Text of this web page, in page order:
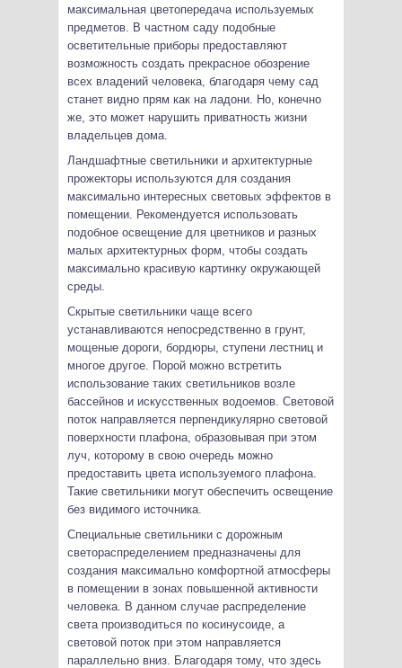
максимальная цветопередача используемых
предметов. В частном саду подобные
осветительные приборы предоставляют
возможность создать прекрасное обозрение
всех владений человека, благодаря чему сад
станет видно прям как на ладони. Но, конечно
же, это может нарушить приватность жизни
владельцев дома.
Ландшафтные светильники и архитектурные
прожекторы используются для создания
максимально интересных световых эффектов в
помещении. Рекомендуется использовать
подобное освещение для цветников и разных
малых архитектурных форм, чтобы создать
максимально красивую картинку окружающей
среды.
Скрытые светильники чаще всего
устанавливаются непосредственно в грунт,
мощеные дороги, бордюры, ступени лестниц и
многое другое. Порой можно встретить
использование таких светильников возле
бассейнов и искусственных водоемов. Световой
поток направляется перпендикулярно световой
поверхности плафона, образовывая при этом
луч, которому в свою очередь можно
предоставить цвета используемого плафона.
Такие светильники могут обеспечить освещение
без видимого источника.
Специальные светильники с дорожным
светораспределением предназначены для
создания максимально комфортной атмосферы
в помещении в зонах повышенной активности
человека. В данном случае распределение
света производиться по косинусоиде, а
световой поток при этом направляется
параллельно вниз. Благодаря тому, что здесь